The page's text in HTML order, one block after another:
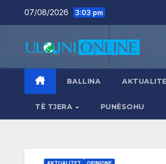
07/08/2026 3:03 pm
BALLINA
TË TJERA PUNËSOHU